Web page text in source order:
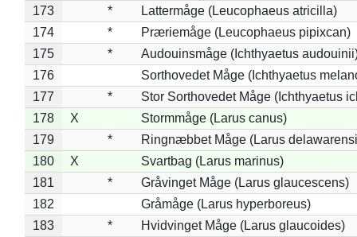
173
*
Lattermåge (Leucophaeus atricilla)
174
*
Præriemåge (Leucophaeus pipixcan)
175
*
Audouinsmåge (Ichthyaetus
176
Sorthovedet Måge (Ichthyaetus
177
*
Stor Sorthovedet Måge (Ichthyaetus
178
X
Stormmåge (Larus canus)
179
*
Ringnæbbet Måge (Larus
180
X
Svartbag (Larus marinus)
181
*
Gråvinget Måge (Larus glaucescens)
182
Gråmåge (Larus hyperboreus)
183
*
Hvidvinget Måge (Larus glaucoides)